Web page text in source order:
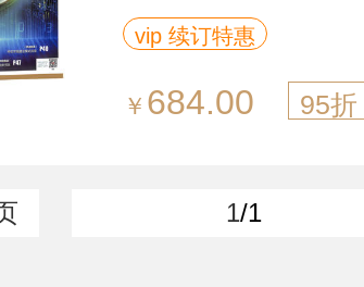
vip 续订特惠
￥ 684.00 95折
1/1